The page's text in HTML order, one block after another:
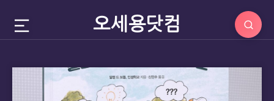
오세용닷컴